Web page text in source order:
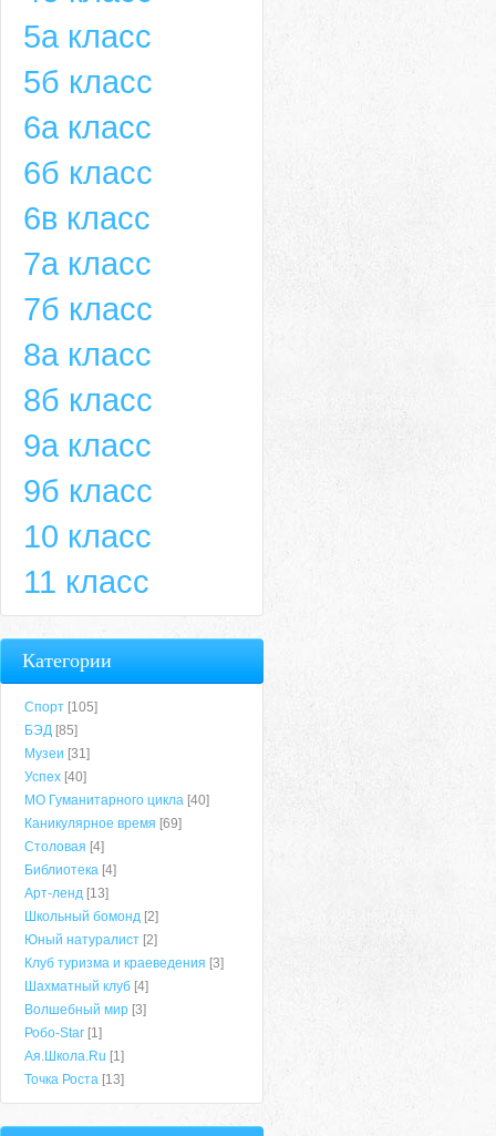
5а класс
5б класс
6а класс
6б класс
6в класс
7а класс
7б класс
8а класс
8б класс
9а класс
9б класс
10 класс
11 класс
Категории
Спорт [105]
БЭД [85]
Музеи [31]
Успех [40]
МО Гуманитарного цикла [40]
Каникулярное время [69]
Столовая [4]
Библиотека [4]
Арт-ленд [13]
Школьный бомонд [2]
Юный натуралист [2]
Клуб туризма и краеведения [3]
Шахматный клуб [4]
Волшебный мир [3]
Робо-Star [1]
Ая.Школа.Ru [1]
Точка Роста [13]